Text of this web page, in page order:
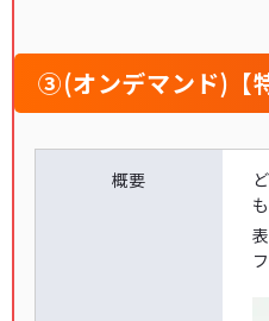
③(オンデマンド)【
概要